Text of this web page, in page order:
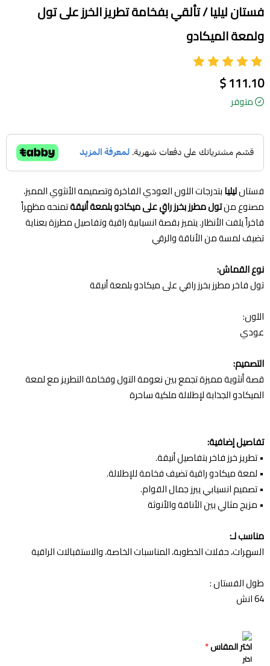
فستان ليليا / تألقي بفخامة تطريز الخرز على تول
ولمعة الميكادو
111.10 $
متوفر
فستانليليابتدرجات اللون العودي الفاخرة وتصميمه الأنثوي المميز،
مصنوع منتول مطرز بخرز راقٍ على ميكادو بلمعة أنيقةتمنحه مظهراً
فاخراً يلفت الأنظار. يتميز بقصة انسيابية راقية وتفاصيل مطرزة بعناية
تضيف لمسة من الأناقة والرقي
نوع القماش:
تول فاخر مطرز بخرز راقي على ميكادو بلمعة أنيقة
اللون:
عودي
التصميم:
قصة أنثوية مميزة تجمع بين نعومة التول وفخامة التطريز مع لمعة
الميكادو الجذابة لإطلالة ملكية ساحرة
تفاصيل إضافية:
• تطريز خرز فاخر بتفاصيل أنيقة.
• لمعة ميكادو راقية تضيف فخامة للإطلالة.
• تصميم انسيابي يبرز جمال القوام.
• مزيج مثالي بين الأناقة والأنوثة
مناسب لـ:
السهرات، حفلات الخطوبة، المناسبات الخاصة، والاستقبالات الراقية
طول الفستان :
64 انش
اختر المقاس*
اختر